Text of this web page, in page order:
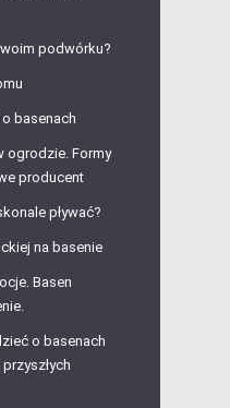
podwórku?
basenach
ogrodzie. Formy
producent
pływać?
na basenie
Basen
o basenach